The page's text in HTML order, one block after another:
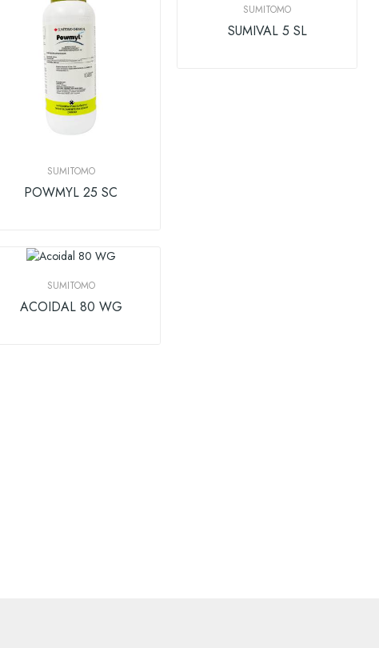
SUMITOMO
POWMYL 25 SC
SUMITOMO
SUMIVAL 5 SL
SUMITOMO
ACOIDAL 80 WG